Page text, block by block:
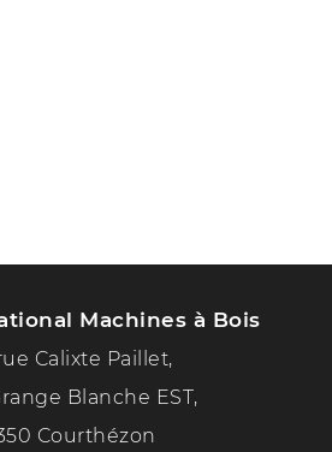
Machines à Bois
Calixte Paillet,
Blanche EST,
Courthézon